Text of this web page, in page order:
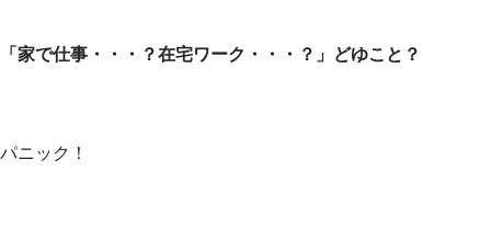
「家で仕事・・・？在宅ワーク・・・？」どゆこと？
パニック！